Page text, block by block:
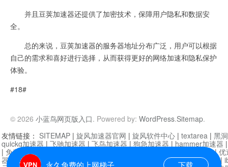
并且豆荚加速器还提供了加密技术，保障用户隐私和数据安
全。
总的来说，豆荚加速器的服务器地址分布广泛，用户可以根据
自己的需求和喜好进行选择，从而获得更好的网络加速和隐私保护
体验。
#18#
© 2026 小蓝鸟网页版入口. Powered by: WordPress.Sitemap.
永久免费的上网梯子 下载
友情链接： SITEMAP | 旋风加速器官网 | 旋风软件中心 | textarea | 黑
quickq加速器 | 飞驰加速器 | 飞鸟加速器 | 狗急加速器 | hammer加速器
| 免费vqn加速外网 迷雾通|优
器| 快柠檬加速器 |黑洞加速 |falemon 快橙加速器|anycast加速器 |